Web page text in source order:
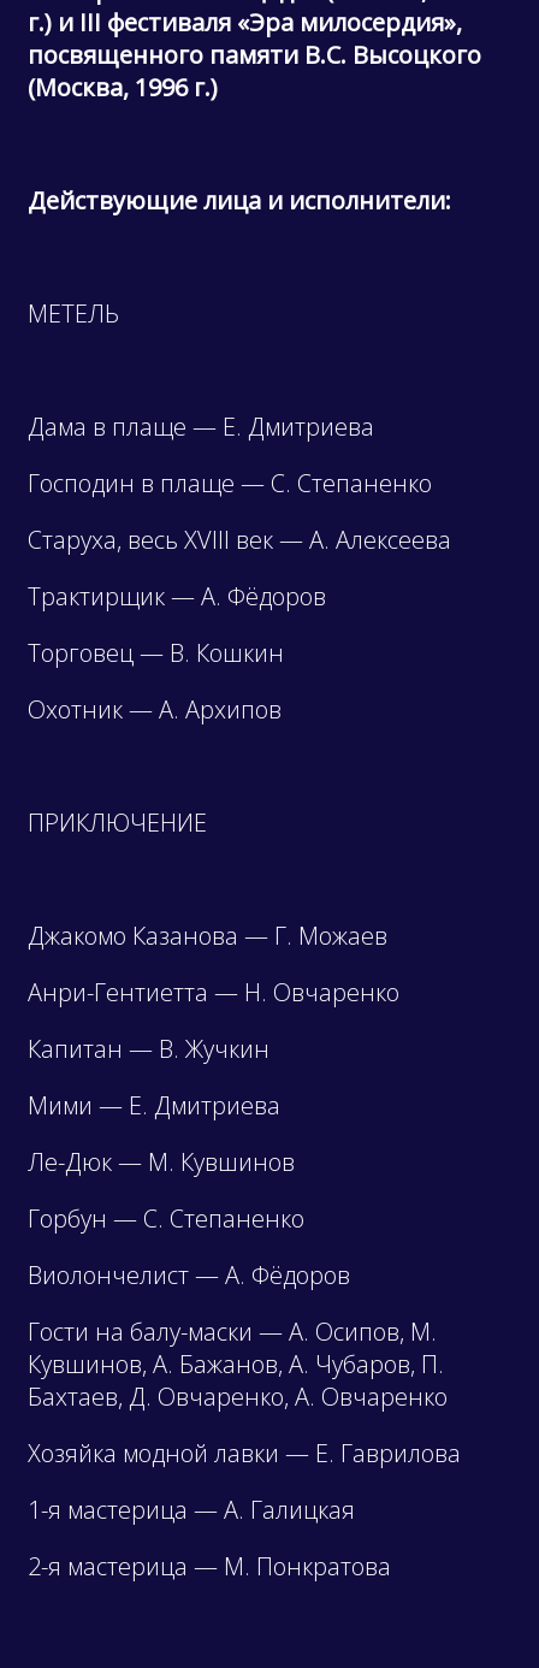
г.) и III фестиваля «Эра милосердия»,
посвященного памяти В.С. Высоцкого
(Москва, 1996 г.)
Действующие лица и исполнители:
МЕТЕЛЬ
Дама в плаще — Е. Дмитриева
Господин в плаще — С. Степаненко
Старуха, весь XVIII век — А. Алексеева
Трактирщик — А. Фёдоров
Торговец — В. Кошкин
Охотник — А. Архипов
ПРИКЛЮЧЕНИЕ
Джакомо Казанова — Г. Можаев
Анри-Гентиетта — Н. Овчаренко
Капитан — В. Жучкин
Мими — Е. Дмитриева
Ле-Дюк — М. Кувшинов
Горбун — С. Степаненко
Виолончелист — А. Фёдоров
Гости на балу-маски — А. Осипов, М.
Кувшинов, А. Бажанов, А. Чубаров, П.
Бахтаев, Д. Овчаренко, А. Овчаренко
Хозяйка модной лавки — Е. Гаврилова
1-я мастерица — А. Галицкая
2-я мастерица — М. Понкратова